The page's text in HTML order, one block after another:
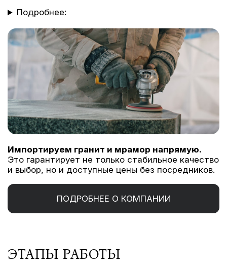
Подробнее:
ПОДРОБНЕЕ О КОМПАНИИ
Импортируем гранит и мрамор напрямую.
Это гарантирует не только стабильное качество
и выбор, но и доступные цены без посредников.
ЭТАПЫ РАБОТЫ